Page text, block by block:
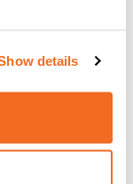
details
| Ugello